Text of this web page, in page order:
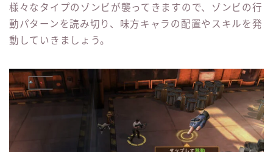
様々なタイプのゾンビが襲ってきますので、ゾンビの行
動パターンを読み切り、味方キャラの配置やスキルを発
動していきましょう。